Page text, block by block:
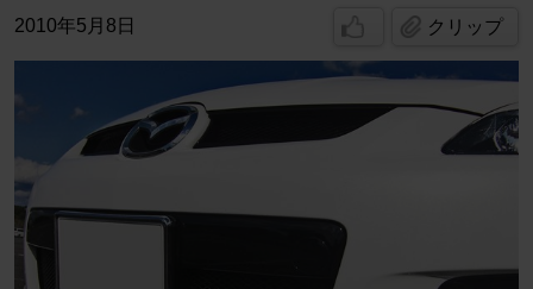
2010年5月8日 クリップ